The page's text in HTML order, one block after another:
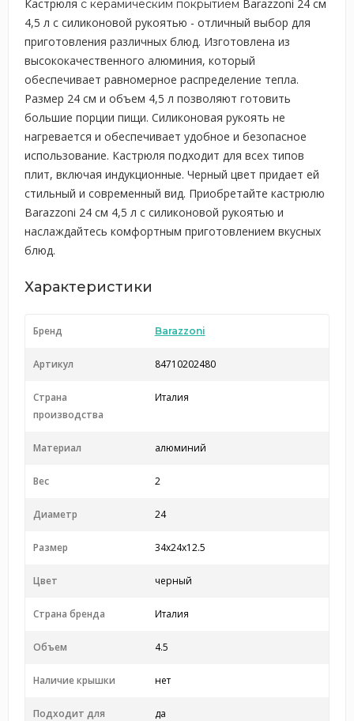
Кастрюля с керамическим покрытием Barazzoni 24 см
4,5 л с силиконовой рукоятью - отличный выбор для
приготовления различных блюд. Изготовлена из
высококачественного алюминия, который
обеспечивает равномерное распределение тепла.
Размер 24 см и объем 4,5 л позволяют готовить
большие порции пищи. Силиконовая рукоять не
нагревается и обеспечивает удобное и безопасное
использование. Кастрюля подходит для всех типов
плит, включая индукционные. Черный цвет придает ей
стильный и современный вид. Приобретайте кастрюлю
Barazzoni 24 см 4,5 л с силиконовой рукоятью и
наслаждайтесь комфортным приготовлением вкусных
блюд.
Характеристики
Бренд Barazzoni
Артикул 84710202480
Страна
производства
Италия
Материал алюминий
Вес 2
Диаметр 24
Размер 34x24x12.5
Цвет черный
Страна бренда Италия
Объем 4.5
Наличие крышки нет
Подходит для
да